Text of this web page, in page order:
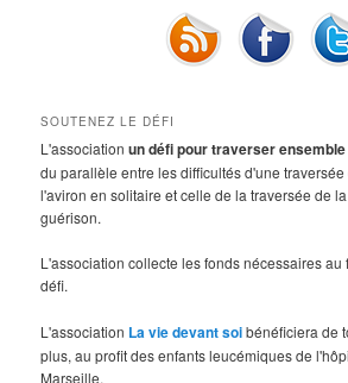
SOUTENEZ LE DÉFI
L'associationun défi pour traverser
du parallèle entre les difficultés d'une
l'aviron en solitaire et celle de la traversée de
guérison.
L'association collecte les fonds nécessaires au
défi.
L'association La vie devant soibénéficiera de
plus, au profit des enfants leucémiques de
Marseille.